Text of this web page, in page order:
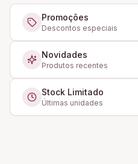
Promoções
Descontos especiais
Novidades
Produtos recentes
Stock Limitado
Últimas unidades